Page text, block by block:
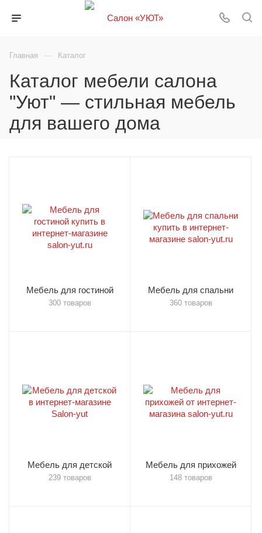
Главная — Каталог
Каталог мебели салона
"Уют" — стильная мебель
для вашего дома
Мебель для гостиной
300 товаров
Мебель для спальни
360 товаров
Мебель для детской
239 товаров
Мебель для прихожей
148 товаров